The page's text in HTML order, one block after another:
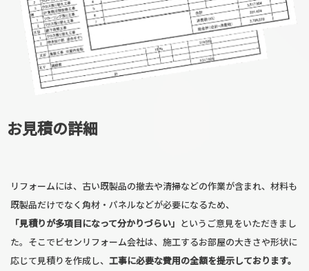
お見積の詳細
リフォームには、古い既製品の撤去や清掃などの作業が含まれ、材料も
既製品だけでなく角材・パネルなどが必要になるため、
「見積りが多項目になって分かりづらい」 というご意見をいただきまし
た。そこでビセンリフォーム会社は、施工するお部屋の大きさや形状に
応じて見積りを作成し、 工事に必要な費用の全額を提示しております。